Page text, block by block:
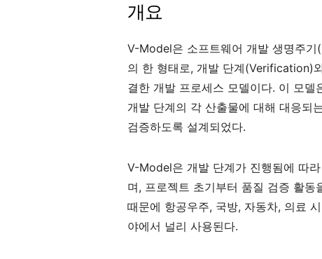
개요
V-Model은 소프트웨어 개발 생명주
의 한 형태로, 개발 단계(Verification)
결한 개발 프로세스 모델이다. 이 모
개발 단계의 각 산출물에 대해 대응되
검증하도록 설계되었다.
V-Model은 개발 단계가 진행됨에 따
며, 프로젝트 초기부터 품질 검증 활
때문에 항공우주, 국방, 자동차, 의료
야에서 널리 사용된다.